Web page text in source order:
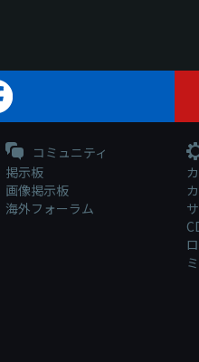
コミュニティ
掲示板
画像掲示板
海外フォーラム